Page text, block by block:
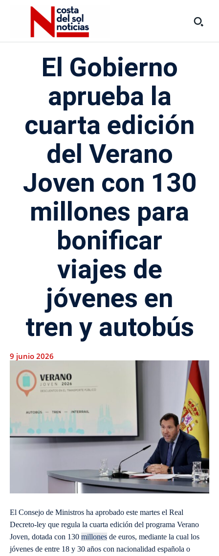
El Gobierno
aprueba la
cuarta edición
del Verano
Joven con 130
millones para
bonificar
viajes de
jóvenes en
tren y autobús
9 junio 2026
El Consejo de Ministros ha aprobado este martes el Real
Decreto-ley que regula la cuarta edición del programa Verano
Joven, dotada con 130 millones de euros, mediante la cual los
jóvenes de entre 18 y 30 años con nacionalidad española o